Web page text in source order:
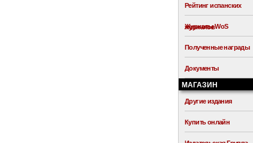
Рейтинг испанских
журналов
Журналы WoS
Полученные награды
Документы
МАГАЗИН
Другие издания
Купить онлайн